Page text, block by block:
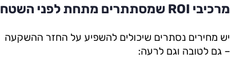
מרכיבי ROI שמסתתרים מתחת לפני השטח
יש מחירים נסתרים שיכולים להשפיע על החזר ההשקעה
– גם לטובה וגם לרעה: